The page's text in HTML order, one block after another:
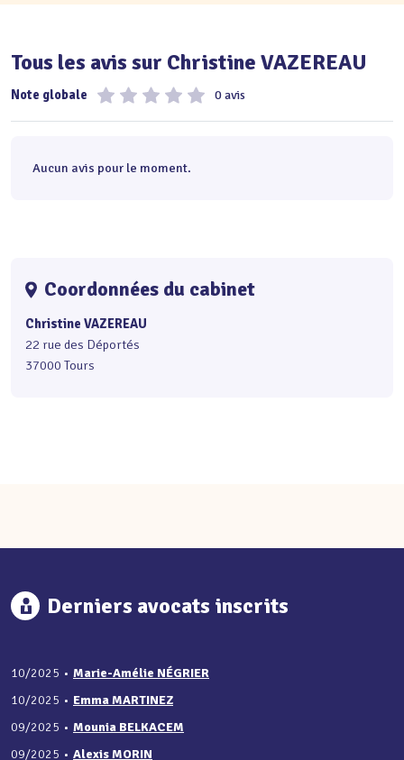
Tous les avis sur Christine VAZEREAU
Note globale 0 avis
Aucun avis pour le moment.
Coordonnées du cabinet
Christine VAZEREAU
22 rue des Déportés
37000 Tours
Derniers avocats inscrits
10/2025 • Marie-Amélie NÉGRIER
10/2025 • Emma MARTINEZ
09/2025 • Mounia BELKACEM
09/2025 • Alexis MORIN